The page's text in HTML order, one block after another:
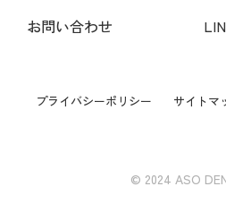
お問い合わせ
プライバシーポリシー サイトマ
© 2024 ASO